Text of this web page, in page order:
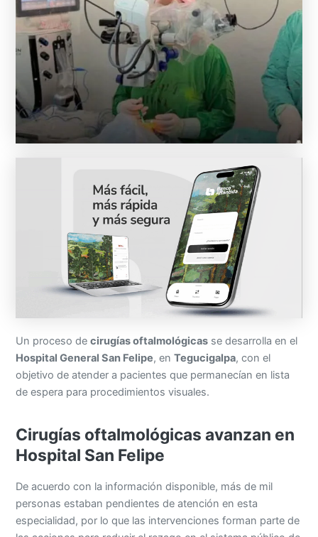
Un proceso decirugías oftalmológicas se desarrolla en el
Hospital General San Felipe, enTegucigalpa, con el
objetivo de atender a pacientes que permanecían en lista
de espera para procedimientos visuales.
Cirugías oftalmológicas avanzan en
Hospital San Felipe
De acuerdo con la información disponible, más de mil
personas estaban pendientes de atención en esta
especialidad, por lo que las intervenciones forman parte de